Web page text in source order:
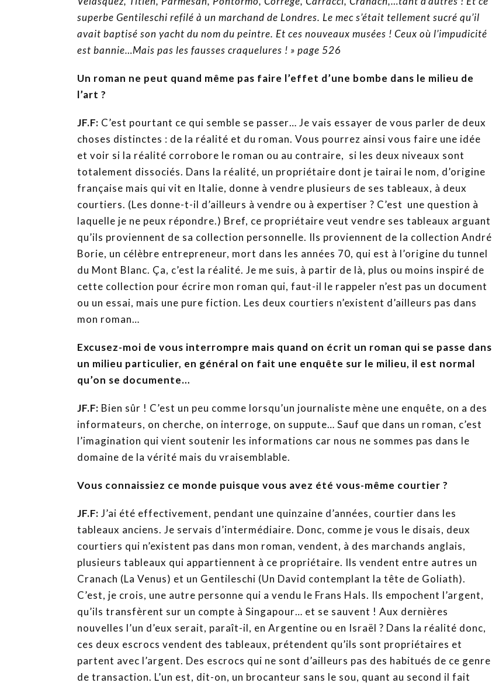
superbe Gentileschi refilé à un marchand de Londres. Le mec s’était tellement sucré qu’il
avait baptisé son yacht du nom du peintre. Et ces nouveaux musées ! Ceux où l’impudicité
est bannie…Mais pas les fausses craquelures ! » page 526
Un roman ne peut quand même pas faire l’effet d’une bombe dans le milieu de
l’art ?
JF.F: C’est pourtant ce qui semble se passer… Je vais essayer de vous parler de deux
choses distinctes : de la réalité et du roman. Vous pourrez ainsi vous faire une idée
et voir si la réalité corrobore le roman ou au contraire, si les deux niveaux sont
totalement dissociés. Dans la réalité, un propriétaire dont je tairai le nom, d’origine
française mais qui vit en Italie, donne à vendre plusieurs de ses tableaux, à deux
courtiers. (Les donne-t-il d’ailleurs à vendre ou à expertiser ? C’est une question à
laquelle je ne peux répondre.) Bref, ce propriétaire veut vendre ses tableaux arguant
qu’ils proviennent de sa collection personnelle. Ils proviennent de la collection André
Borie, un célèbre entrepreneur, mort dans les années 70, qui est à l’origine du tunnel
du Mont Blanc. Ça, c’est la réalité. Je me suis, à partir de là, plus ou moins inspiré de
cette collection pour écrire mon roman qui, faut-il le rappeler n’est pas un document
ou un essai, mais une pure fiction. Les deux courtiers n’existent d’ailleurs pas dans
mon roman…
Excusez-moi de vous interrompre mais quand on écrit un roman qui se passe dans
un milieu particulier, en général on fait une enquête sur le milieu, il est normal
qu’on se documente…
JF.F: Bien sûr ! C’est un peu comme lorsqu’un journaliste mène une enquête, on a des
informateurs, on cherche, on interroge, on suppute… Sauf que dans un roman, c’est
l’imagination qui vient soutenir les informations car nous ne sommes pas dans le
domaine de la vérité mais du vraisemblable.
Vous connaissiez ce monde puisque vous avez été vous-même courtier ?
JF.F: J’ai été effectivement, pendant une quinzaine d’années, courtier dans les
tableaux anciens. Je servais d’intermédiaire. Donc, comme je vous le disais, deux
courtiers qui n’existent pas dans mon roman, vendent, à des marchands anglais,
plusieurs tableaux qui appartiennent à ce propriétaire. Ils vendent entre autres un
Cranach (La Venus) et un Gentileschi (Un David contemplant la tête de Goliath).
C’est, je crois, une autre personne qui a vendu le Frans Hals. Ils empochent l’argent,
qu’ils transfèrent sur un compte à Singapour… et se sauvent ! Aux dernières
nouvelles l’un d’eux serait, paraît-il, en Argentine ou en Israël ? Dans la réalité donc,
ces deux escrocs vendent des tableaux, prétendent qu’ils sont propriétaires et
partent avec l’argent. Des escrocs qui ne sont d’ailleurs pas des habitués de ce genre
de transaction. L’un est, dit-on, un brocanteur sans le sou, quant au second il fait